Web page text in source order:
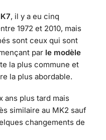
, il y a eu cinq
1972 et 2010, mais
sont ceux qui sont
par le modèle
la plus commune et
la plus abordable.
ans plus tard mais
similaire au MK2 sauf
changements de